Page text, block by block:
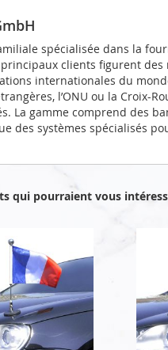
spécialisée dans la
clients figurent des
internationales du
l’ONU ou la Croix-
La gamme comprend des
des systèmes spécialisés
qui pourraient vous